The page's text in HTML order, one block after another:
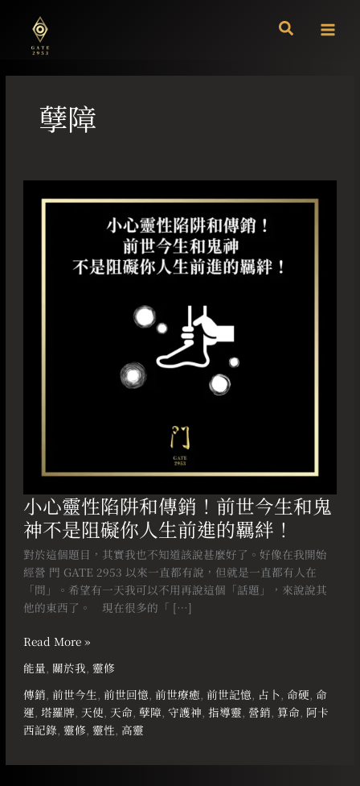
內
孽障
小心靈性陷阱和傳銷！前世今生和鬼
神不是阻礙你人生前進的羈絆！
對於這個題目，其實我也不知道該說甚麼好了。好像在我開始
經營 門 GATE 2953 以來一直都有說，但就是一直都有人在
「問」。希望有一天我可以不用再說這個「話題」，來說說其
他的東西了。⠀ 現在很多的「 […]
礙
你
人
生
前
進
的
絆！
Read More »
能量, 關於我,靈修
傳銷,前世今生 ,前世回憶,前世療癒,前世記憶, 占卜,命硬,命
運,塔羅牌, 天使, 天命, 孽障,守護神,指導靈, 營銷, 算命, 阿卡
西記錄,靈修,靈性, 高靈